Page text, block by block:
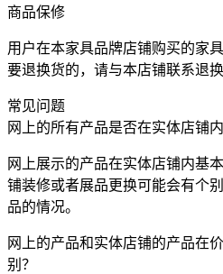
商品保修
用户在本家具品牌店铺购买的家
要退换货的，请与本店铺联系退换
常见问题
网上的所有产品是否在实体店铺
网上展示的产品在实体店铺内基
铺装修或者展品更换可能会有个
品的情况。
网上的产品和实体店铺的产品在
别？